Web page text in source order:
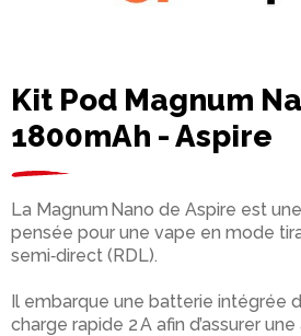
Kit Pod Magnum
1800mAh - Aspire
La Magnum Nano de Aspire est
pensée pour une vape en mode
semi‑direct (RDL).
Il embarque une batterie intégrée
charge rapide 2 A afin d’assurer